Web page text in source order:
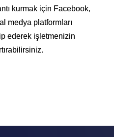
kurmak için Facebook,
medya platformları
ederek işletmenizin